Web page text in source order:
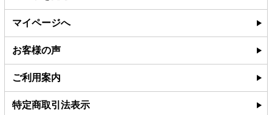
マイページへ
お客様の声
ご利用案内
特定商取引法表示